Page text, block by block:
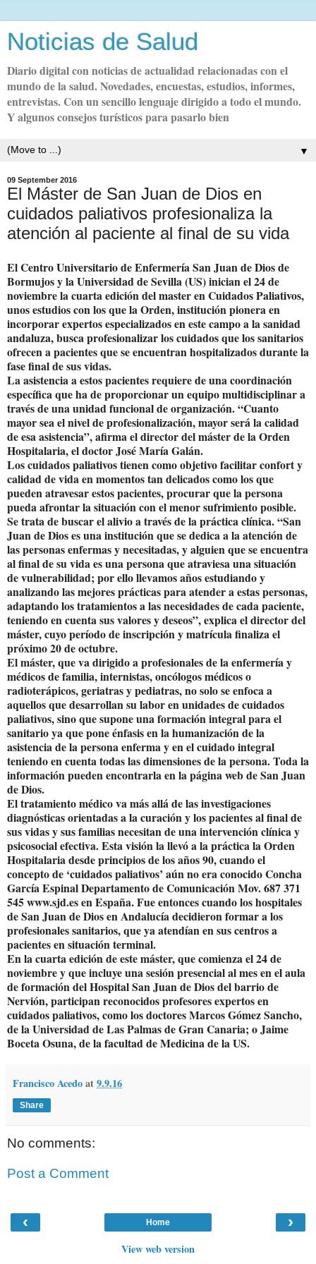
Noticias de Salud
Diario digital con noticias de actualidad relacionadas con el
mundo de la salud. Novedades, encuestas, estudios, informes,
entrevistas. Con un sencillo lenguaje dirigido a todo el mundo.
Y algunos consejos turísticos para pasarlo bien
▼
09 September 2016
El Máster de San Juan de Dios en
cuidados paliativos profesionaliza la
atención al paciente al final de su vida
El Centro Universitario de Enfermería San Juan de Dios de
Bormujos y la Universidad de Sevilla (US) inician el 24 de
noviembre la cuarta edición del master en Cuidados Paliativos,
unos estudios con los que la Orden, institución pionera en
incorporar expertos especializados en este campo a la sanidad
andaluza, busca profesionalizar los cuidados que los sanitarios
ofrecen a pacientes que se encuentran hospitalizados durante la
fase final de sus vidas.
La asistencia a estos pacientes requiere de una coordinación
específica que ha de proporcionar un equipo multidisciplinar a
través de una unidad funcional de organización. “Cuanto
mayor sea el nivel de profesionalización, mayor será la calidad
de esa asistencia”, afirma el director del máster de la Orden
Hospitalaria, el doctor José María Galán.
Los cuidados paliativos tienen como objetivo facilitar confort y
calidad de vida en momentos tan delicados como los que
pueden atravesar estos pacientes, procurar que la persona
pueda afrontar la situación con el menor sufrimiento posible.
Se trata de buscar el alivio a través de la práctica clínica. “San
Juan de Dios es una institución que se dedica a la atención de
las personas enfermas y necesitadas, y alguien que se encuentra
al final de su vida es una persona que atraviesa una situación
de vulnerabilidad; por ello llevamos años estudiando y
analizando las mejores prácticas para atender a estas personas,
adaptando los tratamientos a las necesidades de cada paciente,
teniendo en cuenta sus valores y deseos”, explica el director del
máster, cuyo período de inscripción y matrícula finaliza el
próximo 20 de octubre.
El máster, que va dirigido a profesionales de la enfermería y
médicos de familia, internistas, oncólogos médicos o
radioterápicos, geriatras y pediatras, no solo se enfoca a
aquellos que desarrollan su labor en unidades de cuidados
paliativos, sino que supone una formación integral para el
sanitario ya que pone énfasis en la humanización de la
asistencia de la persona enferma y en el cuidado integral
teniendo en cuenta todas las dimensiones de la persona. Toda la
información pueden encontrarla en la página web de San Juan
de Dios.
El tratamiento médico va más allá de las investigaciones
diagnósticas orientadas a la curación y los pacientes al final de
sus vidas y sus familias necesitan de una intervención clínica y
psicosocial efectiva. Esta visión la llevó a la práctica la Orden
Hospitalaria desde principios de los años 90, cuando el
concepto de ‘cuidados paliativos’ aún no era conocido Concha
García Espinal Departamento de Comunicación Mov. 687 371
545 www.sjd.es en España. Fue entonces cuando los hospitales
de San Juan de Dios en Andalucía decidieron formar a los
profesionales sanitarios, que ya atendían en sus centros a
pacientes en situación terminal.
En la cuarta edición de este máster, que comienza el 24 de
noviembre y que incluye una sesión presencial al mes en el aula
de formación del Hospital San Juan de Dios del barrio de
Nervión, participan reconocidos profesores expertos en
cuidados paliativos, como los doctores Marcos Gómez Sancho,
de la Universidad de Las Palmas de Gran Canaria; o Jaime
Boceta Osuna, de la facultad de Medicina de la US.
Francisco Acedoat9.9.16
Share
No comments:
Post a Comment
‹ ›
Home
View web version